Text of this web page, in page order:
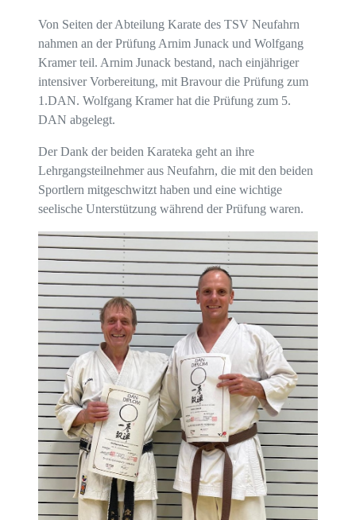
Von Seiten der Abteilung Karate des TSV Neufahrn
nahmen an der Prüfung Arnim Junack und Wolfgang
Kramer teil. Arnim Junack bestand, nach einjähriger
intensiver Vorbereitung, mit Bravour die Prüfung zum
1.DAN. Wolfgang Kramer hat die Prüfung zum 5.
DAN abgelegt.
Der Dank der beiden Karateka geht an ihre
Lehrgangsteilnehmer aus Neufahrn, die mit den beiden
Sportlern mitgeschwitzt haben und eine wichtige
seelische Unterstützung während der Prüfung waren.